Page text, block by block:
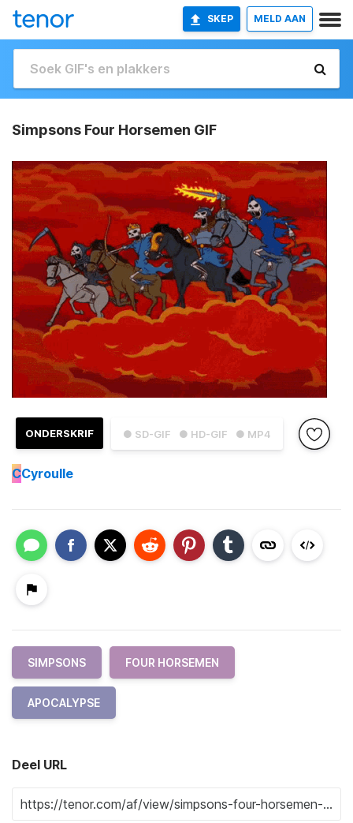
SKEP MELD AAN
Simpsons Four Horsemen GIF
● SD-GIF ● HD-GIF ● MP4
ONDERSKRIF
CCyroulle
SIMPSONS FOUR HORSEMEN
APOCALYPSE
Deel URL